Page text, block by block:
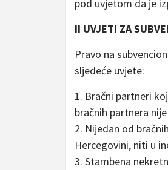
pod uvjetom da je
II UVJETI ZA
Pravo na
sljedeće uvjete:
1. Bračni partneri
bračnih partnera
2. Nijedan od
Hercegovini, niti u
3. Stambena